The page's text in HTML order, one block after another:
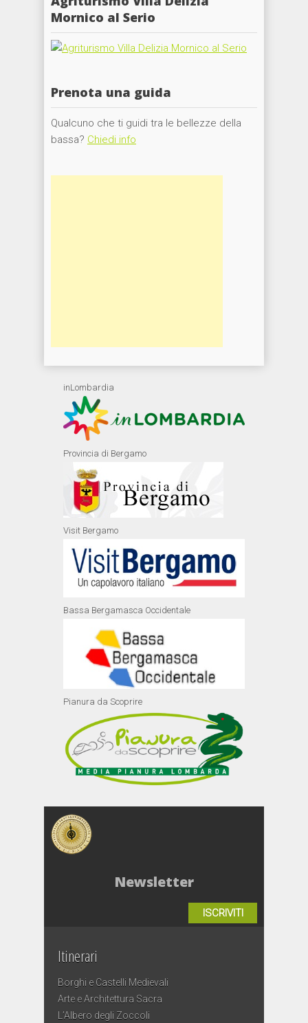
Mornico al Serio
Prenota una guida
Qualcuno che ti guidi tra le bellezze della
bassa? Chiedi info
inLombardia
Provincia di Bergamo
Visit Bergamo
Bassa Bergamasca Occidentale
Pianura da Scoprire
Newsletter
ISCRIVITI
Itinerari
Borghi e Castelli Medievali
Arte e Architettura Sacra
L’Albero degli Zoccoli